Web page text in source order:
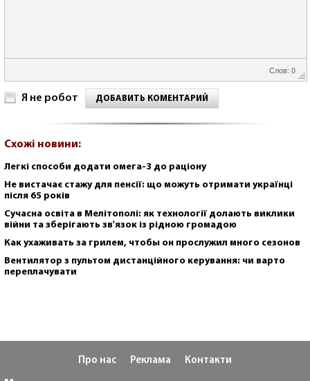
Слов: 0
Я не робот ДОБАВИТЬ КОМЕНТАРИЙ
Схожі новини:
Легкі способи додати омега-3 до раціону
Не вистачає стажу для пенсії: що можуть отримати українці
після 65 років
Сучасна освіта в Мелітополі: як технології долають виклики
війни та зберігають зв'язок із рідною громадою
Как ухаживать за грилем, чтобы он прослужил много сезонов
Вентилятор з пультом дистанційного керування: чи варто
переплачувати
Про нас Реклама Контакти